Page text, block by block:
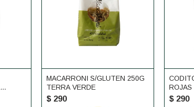
MACARRONI S/GLUTEN 250G
TERRA VERDE
$ 290
ROJAS
$ 290